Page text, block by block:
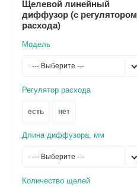
Щелевой линейный
диффузор (с регулятором
расхода)
Модель
--- Выберите ---
Регулятор расхода
есть нет
Длина диффузора, мм
--- Выберите ---
Количество щелей